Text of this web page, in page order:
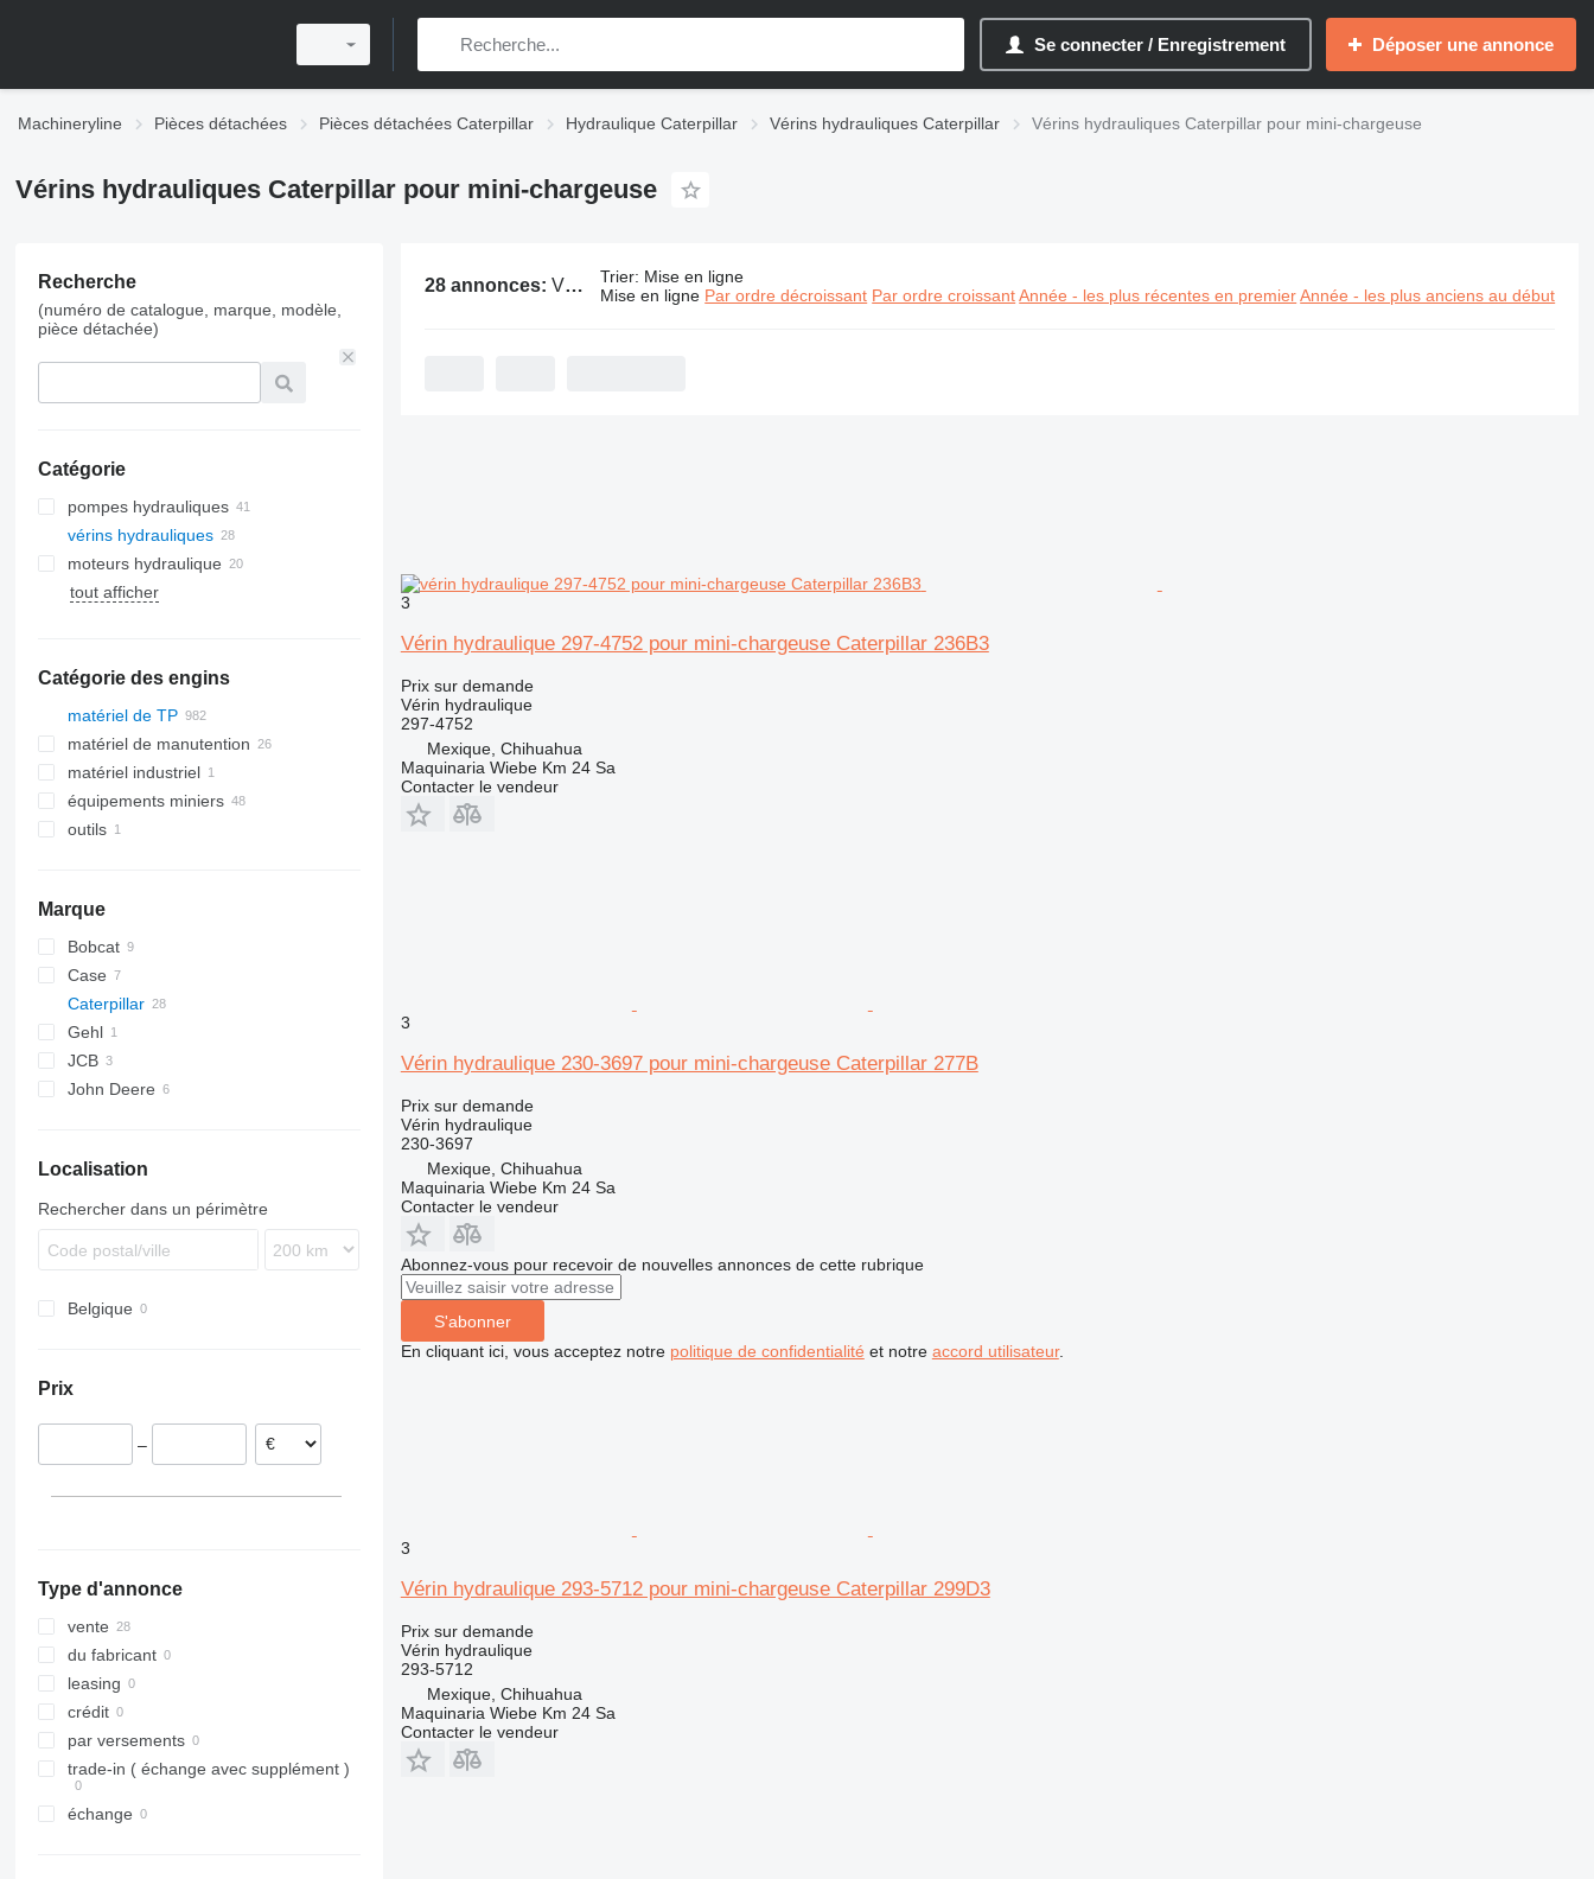
Se connecter / Enregistrement Déposer une annonce
Machineryline Pièces détachées Pièces détachées Caterpillar Hydraulique Caterpillar Vérins hydrauliques Caterpillar Vérins hydrauliques Caterpillar pour mini-chargeuse
Vérins hydrauliques Caterpillar pour mini-chargeuse
Recherche
(numéro de catalogue, marque, modèle,
pièce détachée)
Catégorie
pompes hydrauliques
vérins hydrauliques
moteurs hydraulique
tout afficher
Catégorie des engins
matériel de TP
excavateurs
midi pelles
mini-pelles
tractopelles
rouleaux
engins de terrassement
bulldozers
chargeuses construction
mini-chargeuses sur chenilles
matériel de manutention
chariots élévateurs
chariots élévateurs électriques
matériel industriel
groupes électrogènes
autres groupes électrogènes
équipements miniers
matériel de carrières
outils
Marque
Bobcat
753
763
PA
S series
T series
Case
420
440
1845
Caterpillar
216
232
232B
236
262D
Gehl
SL
JCB
John Deere
Localisation
Rechercher dans un périmètre
Belgique
Prix
–
Type d'annonce
vente
du fabricant
leasing
crédit
par versements
trade-in ( échange avec supplément )
échange
28 annonces: Vérins hydrauliques Caterpillar pour mini-chargeuse Trier: Mise en ligne
Mise en ligne Par ordre décroissant Par ordre croissant Année - les plus récentes en premier Année - les plus anciens au début
3
Vérin hydraulique 297-4752 pour mini-chargeuse Caterpillar 236B3
Prix sur demande
Vérin hydraulique
297-4752
Mexique, Chihuahua
Maquinaria Wiebe Km 24 Sa
Contacter le vendeur
3
Vérin hydraulique 230-3697 pour mini-chargeuse Caterpillar 277B
Prix sur demande
Vérin hydraulique
230-3697
Mexique, Chihuahua
Maquinaria Wiebe Km 24 Sa
Contacter le vendeur
Abonnez-vous pour recevoir de nouvelles annonces de cette rubrique
S'abonner
En cliquant ici, vous acceptez notre politique de confidentialité et notre accord utilisateur.
3
Vérin hydraulique 293-5712 pour mini-chargeuse Caterpillar 299D3
Prix sur demande
Vérin hydraulique
293-5712
Mexique, Chihuahua
Maquinaria Wiebe Km 24 Sa
Contacter le vendeur